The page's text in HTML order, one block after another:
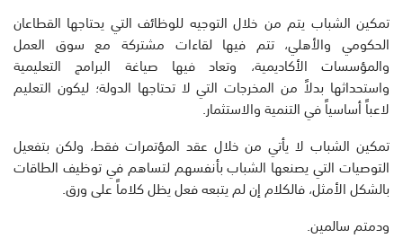
تمكين الشباب يتم من خلال التوجيه للوظائف التي يحتاجها القطاعان
الحكومي والأهلي، تتم فيها لقاءات مشتركة مع سوق العمل
والمؤسسات الأكاديمية، وتعاد فيها صياغة البرامج التعليمية
واستحداثها بدلاً من المخرجات التي لا تحتاجها الدولة؛ ليكون التعليم
لاعباً أساسياً في التنمية والاستثمار.
تمكين الشباب لا يأتي من خلال عقد المؤتمرات فقط، ولكن بتفعيل
التوصيات التي يصنعها الشباب بأنفسهم لتساهم في توظيف الطاقات
بالشكل الأمثل، فالكلام إن لم يتبعه فعل يظل كلاماً على ورق.
ودمتم سالمين.